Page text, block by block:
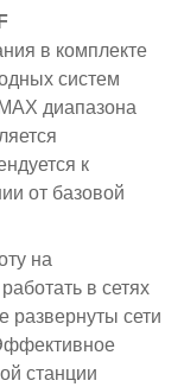
в комплекте
систем
диапазона
к
от базовой
на
в сетях
развернуты сети
станции